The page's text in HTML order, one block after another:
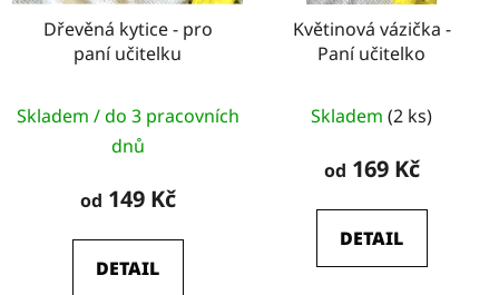
Dřevěná kytice - pro
paní učitelku
Skladem / do 3 pracovních
dnů
od 149 Kč
DETAIL
Květinová vázička -
Paní učitelko
Skladem (2 ks)
od 169 Kč
DETAIL